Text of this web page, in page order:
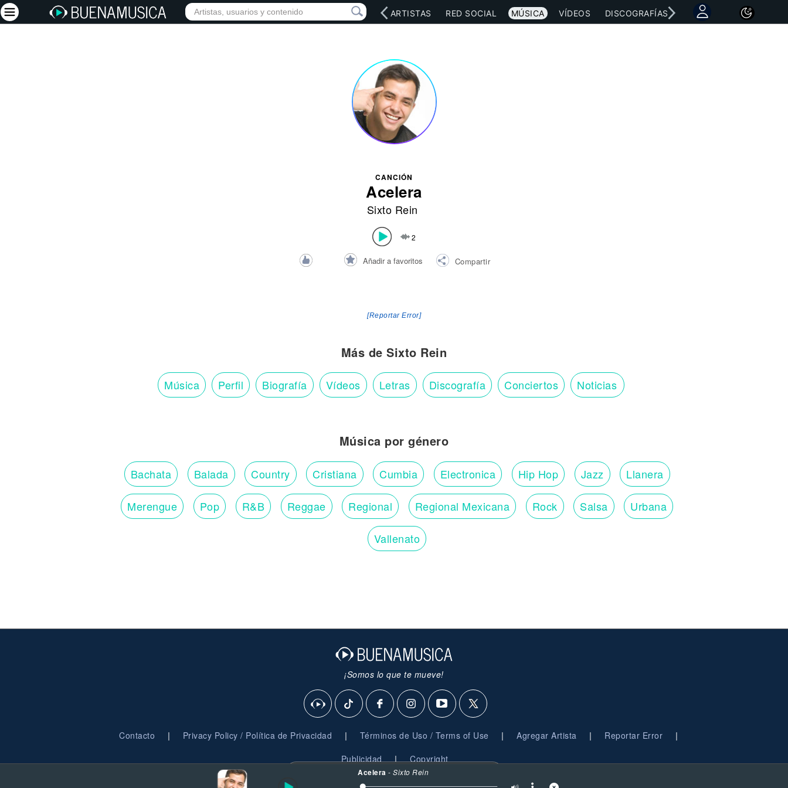
INICIO ARTISTAS RED SOCIAL MÚSICA VÍDEOS DISCOGRAFÍAS CONCIERTOS LETRAS
CANCIÓN
Acelera
Sixto Rein
2
Añadir a favoritos Compartir
[Reportar Error]
Más de Sixto Rein
Música Perfil Biografía Vídeos Letras Discografía Conciertos Noticias
Música por género
Bachata Balada Country Cristiana Cumbia Electronica Hip Hop Jazz Llanera
Merengue Pop R&B Reggae Regional Regional Mexicana Rock Salsa Urbana
Vallenato
¡Somos lo que te mueve!
Contacto | Privacy Policy / Política de Privacidad | Términos de Uso / Terms of Use | Agregar Artista | Reportar Error |
Publicidad | Copyright
Al usar esta plataforma, aceptas nuestro uso de
Acelera -Sixto Rein